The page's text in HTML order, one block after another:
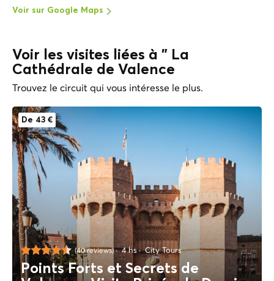
Voir sur Google Maps
Voir les visites liées à " La
Cathédrale de Valence
Trouvez le circuit qui vous intéresse le plus.
De 43 €
(40 reviews) 4 hs City Tours
Points Forts et Secrets de